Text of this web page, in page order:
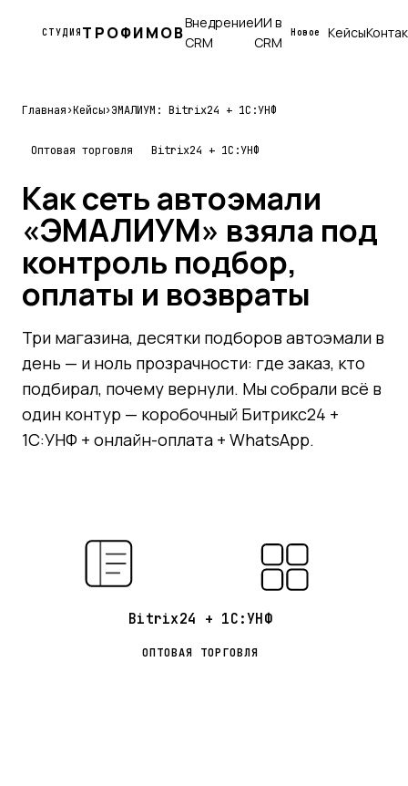
СТУДИЯ ТРОФИМОВВнедрение
CRM
ИИ в
CRM
Новое Кейсы
Главная›Кейсы›ЭМАЛИУМ: Bitrix24 + 1С:УНФ
Оптовая торговля Bitrix24 + 1С:УНФ
Как сеть автоэмали
«ЭМАЛИУМ» взяла под
контроль подбор,
оплаты и возвраты
Три магазина, десятки подборов автоэмали в
день — и ноль прозрачности: где заказ, кто
подбирал, почему вернули. Мы собрали всё в
один контур — коробочный Битрикс24 +
1С:УНФ + онлайн-оплата + WhatsApp.
Bitrix24 + 1С:УНФ
ОПТОВАЯ ТОРГОВЛЯ